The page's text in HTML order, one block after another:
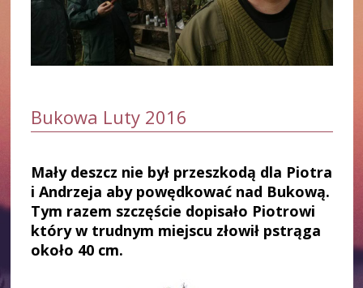
Bukowa Luty 2016
Mały deszcz nie był przeszkodą dla Piotra
i Andrzeja aby powędkować nad Bukową.
Tym razem szczęście dopisało Piotrowi
który w trudnym miejscu złowił pstrąga
około 40 cm.